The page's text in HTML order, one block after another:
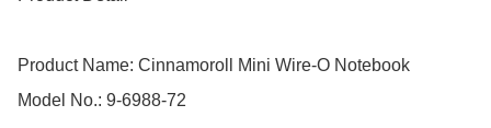
Product Name: Cinnamoroll Mini Wire-O Notebook
Model No.: 9-6988-72